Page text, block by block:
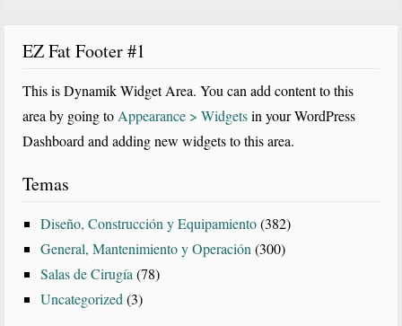
EZ Fat Footer #1
This is Dynamik Widget Area. You can add content to this
area by going to Appearance > Widgetsin your WordPress
Dashboard and adding new widgets to this area.
Temas
Diseño, Construcción y Equipamiento(382)
General, Mantenimiento y Operación (300)
Salas de Cirugía (78)
Uncategorized (3)